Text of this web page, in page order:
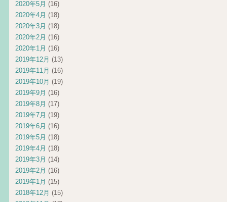
2020年5月 (16)
2020年4月 (18)
2020年3月 (18)
2020年2月 (16)
2020年1月 (16)
2019年12月 (13)
2019年11月 (16)
2019年10月 (19)
2019年9月 (16)
2019年8月 (17)
2019年7月 (19)
2019年6月 (16)
2019年5月 (18)
2019年4月 (18)
2019年3月 (14)
2019年2月 (16)
2019年1月 (15)
2018年12月 (15)